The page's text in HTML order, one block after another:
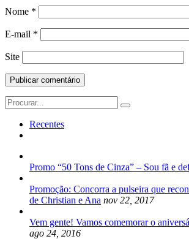
Nome *
E-mail *
Site
Search
for:
Recentes
Promo “50 Tons de Cinza” – Sou fã e
Promoção: Concorra a pulseira que
de Christian e Ana nov 22, 2017
Vem gente! Vamos comemorar o
ago 24, 2016